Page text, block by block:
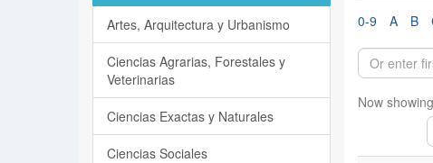
0-9 A B
Now
Artes, Arquitectura y Urbanismo
Ciencias Agrarias, Forestales y
Veterinarias
Ciencias Exactas y Naturales
Ciencias Sociales